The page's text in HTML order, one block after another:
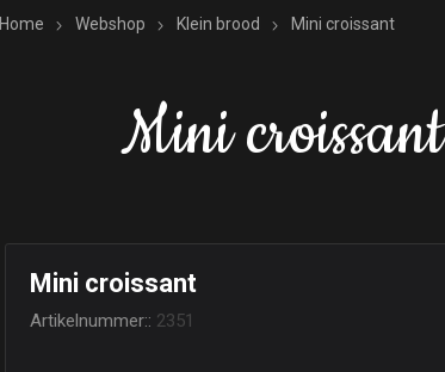
Home Webshop Klein brood Mini croissant
Mini croissant
Mini croissant
Artikelnummer:: 2351